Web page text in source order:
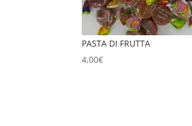
PASTA DI FRUTTA
4,00€